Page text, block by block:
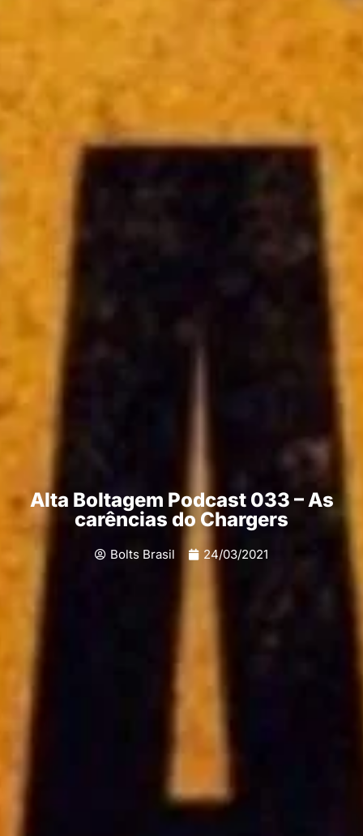
Alta Boltagem Podcast 033 – As
carências do Chargers
Bolts Brasil 24/03/2021